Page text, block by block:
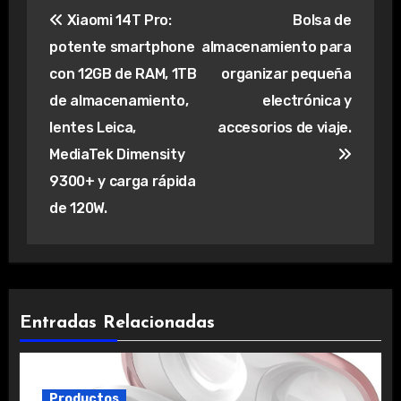
de
entradas
Xiaomi 14T Pro:
potente smartphone
con 12GB de RAM, 1TB
de almacenamiento,
lentes Leica,
MediaTek Dimensity
9300+ y carga rápida
de 120W.
Bolsa de
almacenamiento para
organizar pequeña
electrónica y
accesorios de viaje.
Entradas Relacionadas